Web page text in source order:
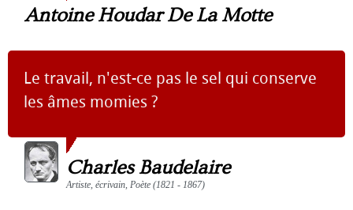
Antoine Houdar De La Motte
Le travail, n'est-ce pas le sel qui conserve
les âmes momies ?
Charles Baudelaire
Artiste, écrivain, Poète (1821 - 1867)